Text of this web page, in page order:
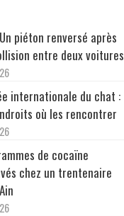
piéton renversé après
entre deux voitures
internationale du chat :
où les rencontrer
de cocaïne
chez un trentenaire